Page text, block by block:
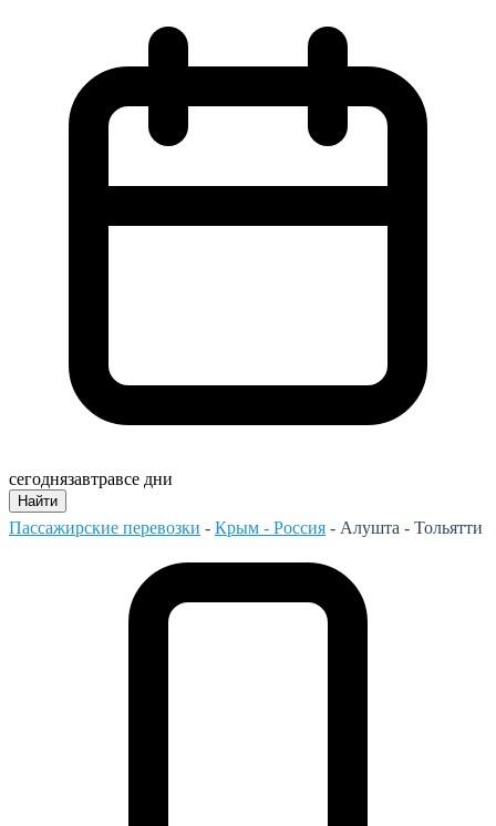
сегоднязавтравсе дни
Найти
Пассажирские перевозки - Крым - Россия - Алушта - Тольятти